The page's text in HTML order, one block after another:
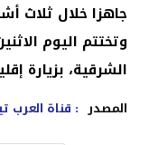
جاهزا خلال ثلاث
وتختتم اليوم
الشرقية، بزيارة
المصدر : قناة العرب